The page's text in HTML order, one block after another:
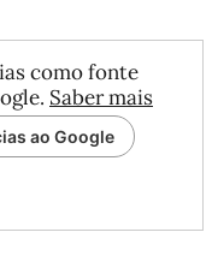
como fonte
Saber mais
ao Google